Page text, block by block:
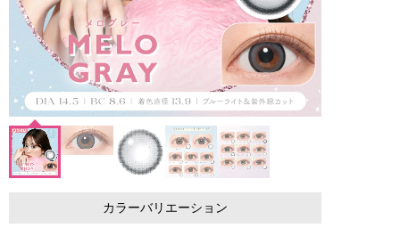
カラーバリエーション